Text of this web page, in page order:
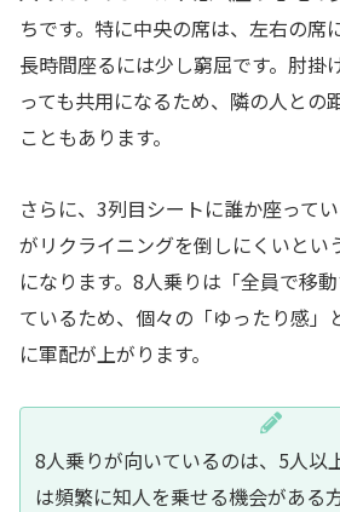
ちです。特に中央の席は、左右の席
長時間座るには少し窮屈です。肘掛
っても共用になるため、隣の人との
こともあります。
さらに、3列目シートに誰か座って
がリクライニングを倒しにくいとい
になります。8人乗りは「全員で移
ているため、個々の「ゆったり感」
に軍配が上がります。
8人乗りが向いているのは、5人以
は頻繁に知人を乗せる機会がある